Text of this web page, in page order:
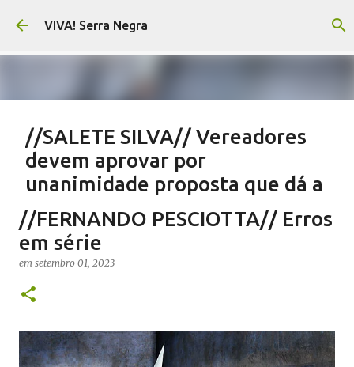
Pular para o conteúdo principal
VIVA! Serra Negra
//SALETE SILVA// Vereadores
devem aprovar por
unanimidade proposta que dá a
eles parte do Orçamento
em agosto 05, 2026 EMENDAS IMPOSITIVAS SERRA NEGRA
//FERNANDO PESCIOTTA// Erros
em série
em setembro 01, 2023